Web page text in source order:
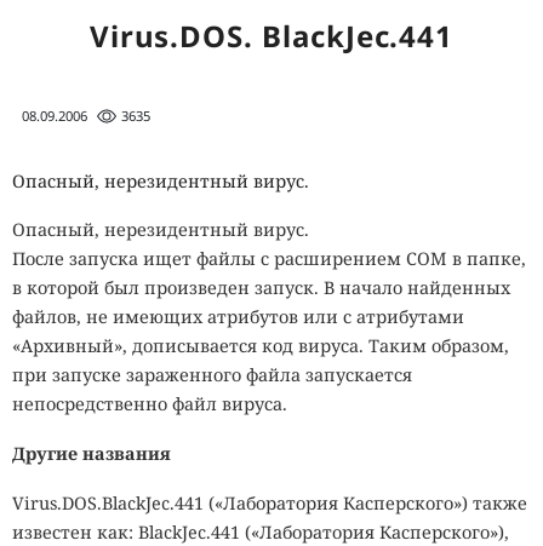
Virus.DOS. BlackJec.441
08.09.2006 3635
Опасный, нерезидентный вирус.
Опасный, нерезидентный вирус.
После запуска ищет файлы с расширением COM в папке,
в которой был произведен запуск. В начало найденных
файлов, не имеющих атрибутов или с атрибутами
«Архивный», дописывается код вируса. Таким образом,
при запуске зараженного файла запускается
непосредственно файл вируса.
Другие названия
Virus.DOS.BlackJec.441 («Лаборатория Касперского») также
известен как: BlackJec.441 («Лаборатория Касперского»),